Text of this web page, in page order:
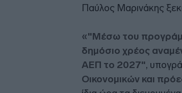
Παύλος Μαρινάκης
«"Μέσω του
δημόσιο χρέος
ΑΕΠ το 2027",
Οικονομικών και